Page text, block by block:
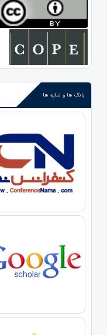
بانک ها و نمایه ها